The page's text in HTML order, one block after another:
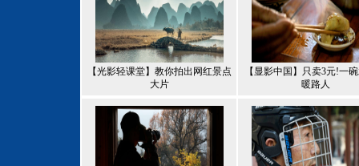
【光影轻课堂】教你拍出网红景点
大片
【显影中国】只卖3元!一
暖路人